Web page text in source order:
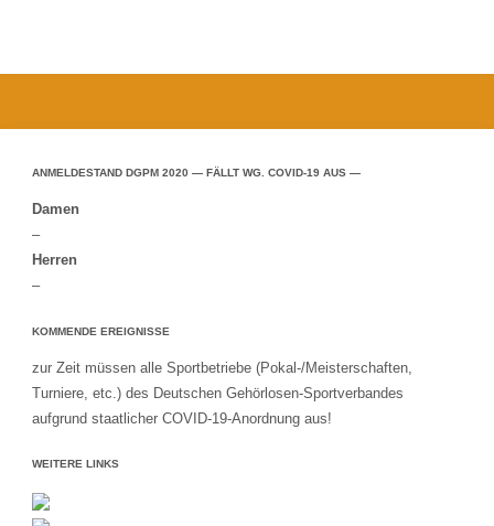
ANMELDESTAND DGPM 2020 — FÄLLT WG. COVID-19 AUS —
Damen
–
Herren
–
KOMMENDE EREIGNISSE
zur Zeit müssen alle Sportbetriebe (Pokal-/Meisterschaften,
Turniere, etc.) des Deutschen Gehörlosen-Sportverbandes
aufgrund staatlicher COVID-19-Anordnung aus!
WEITERE LINKS